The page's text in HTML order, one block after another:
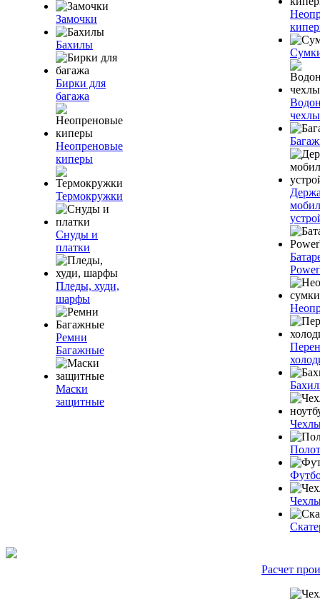
Замочки
Бахилы
Бирки для
багажа
Неопреновые
киперы
Термокружки
Снуды и
платки
Пледы, худи,
шарфы
Ремни
Багажные
Маски
защитные
Расчет